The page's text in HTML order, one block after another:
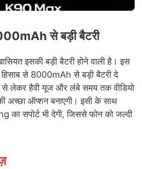
से बड़ी बैटरी
इसकी बड़ी बैटरी होने वाली है। इस
से 8000mAh से बड़ी बैटरी दे
से लेकर हैवी यूज और लंबे समय तक वीडियो
अच्छा ऑप्शन बनाएगी। इसी के साथ
सपोर्ट भी देगी, जिससे फोन को जल्दी